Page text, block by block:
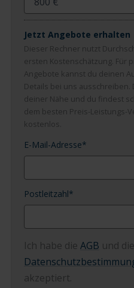
Jetzt Angebote erhalten
Dieser Rechner nutzt
ersten Kostenschätzung. Für
Angebote kannst du deinen
Details bei uns ausschreiben.
deiner Nähe und du findest
dem besten Preis-Leistungs-
kostenlos.
E-Mail-Adresse*
Postleitzahl*
Ich habe die AGB und die
akzeptiert.